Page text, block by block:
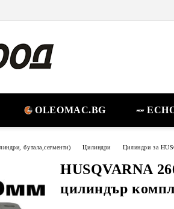
OLEOMAC.BG
бутала,сегменти) Цилиндри Цилиндри за
HUSQVARNA
цилиндър